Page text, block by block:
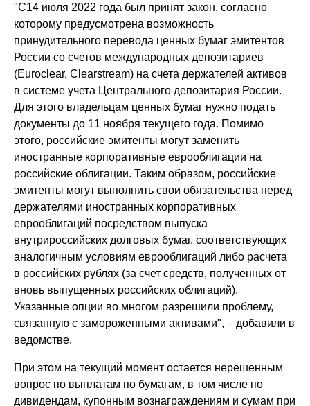
"С14 июля 2022 года был принят закон, согласно
которому предусмотрена возможность
принудительного перевода ценных бумаг эмитентов
России со счетов международных депозитариев
(Euroclear, Сlearstream) на счета держателей активов
в системе учета Центрального депозитария России.
Для этого владельцам ценных бумаг нужно подать
документы до 11 ноября текущего года. Помимо
этого, российские эмитенты могут заменить
иностранные корпоративные еврооблигации на
российские облигации. Таким образом, российские
эмитенты могут выполнить свои обязательства перед
держателями иностранных корпоративных
еврооблигаций посредством выпуска
внутрироссийских долговых бумаг, соответствующих
аналогичным условиям еврооблигаций либо расчета
в российских рублях (за счет средств, полученных от
вновь выпущенных российских облигаций).
Указанные опции во многом разрешили проблему,
связанную с замороженными активами", – добавили в
ведомстве.
При этом на текущий момент остается нерешенным
вопрос по выплатам по бумагам, в том числе по
дивидендам, купонным вознаграждениям и сумам при